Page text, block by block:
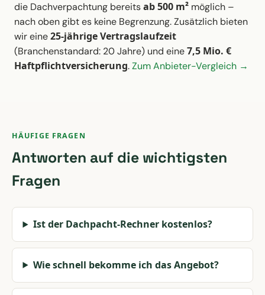
die Dachverpachtung bereitsab 500 m² möglich –
nach oben gibt es keine Begrenzung. Zusätzlich bieten
wir eine25-jährige Vertragslaufzeit
(Branchenstandard: 20 Jahre) und eine7,5 Mio. €
Haftpflichtversicherung.Zum Anbieter-Vergleich →
HÄUFIGE FRAGEN
Antworten auf die wichtigsten
Fragen
Ist der Dachpacht-Rechner kostenlos?
Wie schnell bekomme ich das Angebot?